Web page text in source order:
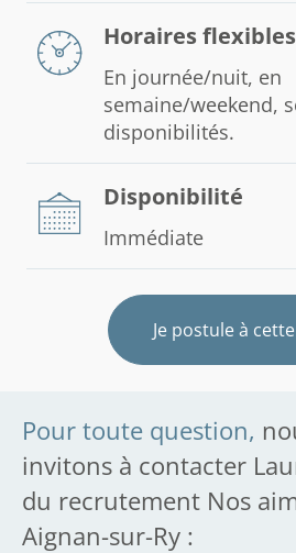
Horaires flexibles
En journée/nuit, en
semaine/weekend,
disponibilités.
Disponibilité
Immédiate
Je postule à
Pour toute question,
invitons à contacter
du recrutement Nos
Aignan-sur-Ry :